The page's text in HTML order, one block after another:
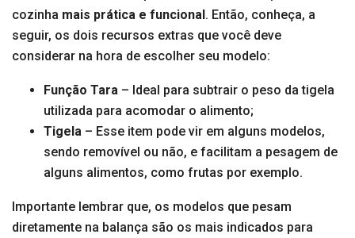
cozinha mais prática e funcional . Então, conheça, a
seguir, os dois recursos extras que você deve
considerar na hora de escolher seu modelo:
Função Tara – Ideal para subtrair o peso da tigela
utilizada para acomodar o alimento;
Tigela – Esse item pode vir em alguns modelos,
sendo removível ou não, e facilitam a pesagem de
alguns alimentos, como frutas por exemplo.
Importante lembrar que, os modelos que pesam
diretamente na balança são os mais indicados para